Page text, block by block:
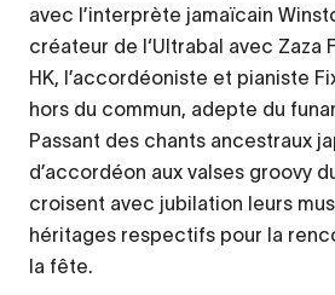
avec l’interprète jamaïcain
créateur de l‘Ultrabal avec Zaza
HK, l’accordéoniste et pianiste
hors du commun, adepte du
Passant des chants ancestraux
d’accordéon aux valses groovy
croisent avec jubilation leurs
héritages respectifs pour la
la fête.